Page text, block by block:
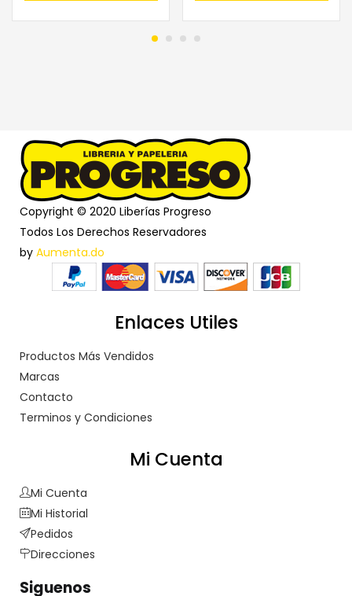
Copyright © 2020 Liberías Progreso
Todos Los Derechos Reservadores
by Aumenta.do
Enlaces Utiles
Productos Más Vendidos
Marcas
Contacto
Terminos y Condiciones
Mi Cuenta
Mi Cuenta
Mi Historial
Pedidos
Direcciones
Siguenos